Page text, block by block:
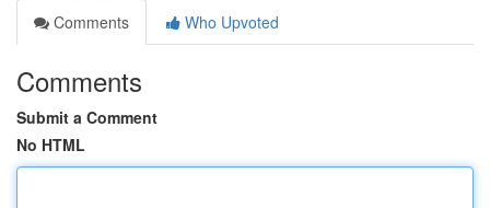
Comments
Who Upvoted
Comments
Submit a Comment
No HTML